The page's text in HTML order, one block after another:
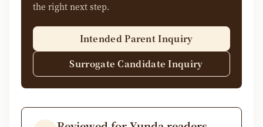
the right next step.
Intended Parent Inquiry
Surrogate Candidate Inquiry